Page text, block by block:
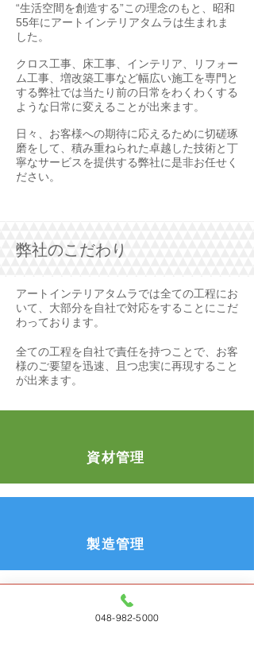
“生活空間を創造する”この理念のもと、昭和
55年にアートインテリアタムラは生まれま
した。
クロス工事、床工事、インテリア、リフォー
ム工事、増改築工事など幅広い施工を専門と
する弊社では当たり前の日常をわくわくする
ような日常に変えることが出来ます。
日々、お客様への期待に応えるために切磋琢
磨をして、積み重ねられた卓越した技術と丁
寧なサービスを提供する弊社に是非お任せく
ださい。
弊社のこだわり
アートインテリアタムラでは全ての工程にお
いて、大部分を自社で対応をすることにこだ
わっております。
全ての工程を自社で責任を持つことで、お客
様のご要望を迅速、且つ忠実に再現すること
が出来ます。
資材管理
製造管理
048-982-5000